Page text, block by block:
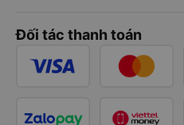
Đối tác thanh toán